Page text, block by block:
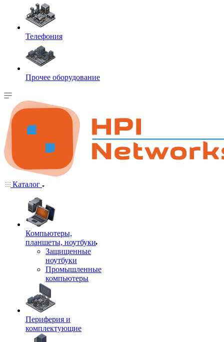
Телефония
Прочее оборудование
Каталог
Компьютеры,
планшеты, ноутбуки
Защищенные
ноутбуки
Промышленные
компьютеры
Периферия и
комплектующие